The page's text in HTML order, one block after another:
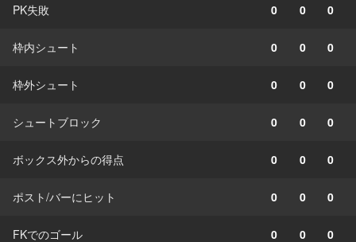
PK失敗 0 0 0
枠内シュート 0 0 0
枠外シュート 0 0 0
シュートブロック 0 0 0
ボックス外からの得点 0 0 0
ポスト/バーにヒット 0 0 0
FKでのゴール 0 0 0